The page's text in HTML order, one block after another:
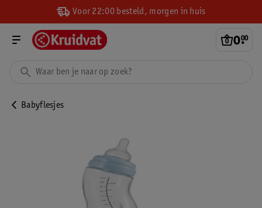
Voor 22:00 besteld, morgen in huis
0.
00
Babyflesjes